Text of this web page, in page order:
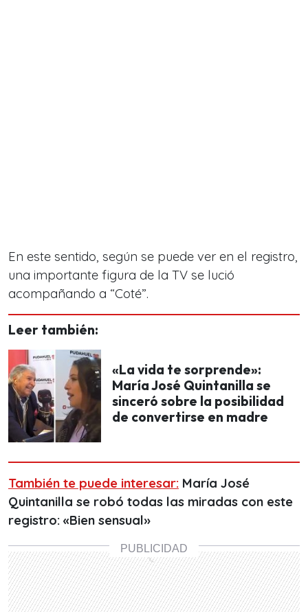
En este sentido, según se puede ver en el registro,
una importante figura de la TV se lució
acompañando a “Coté”.
Leer también:
«La vida te sorprende»:
María José Quintanilla se
sinceró sobre la posibilidad
de convertirse en madre
También te puede interesar: María José
Quintanilla se robó todas las miradas con este
registro: «Bien sensual»